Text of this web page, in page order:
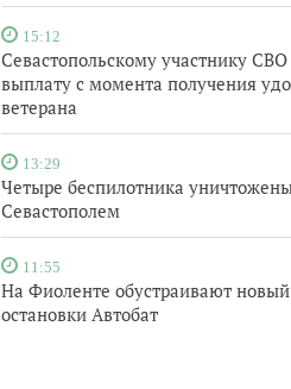
15:12
Севастопольскому участнику СВО
выплату с момента получения
ветерана
13:29
Четыре беспилотника
Севастополем
11:55
На Фиоленте обустраивают новый
остановки Автобат